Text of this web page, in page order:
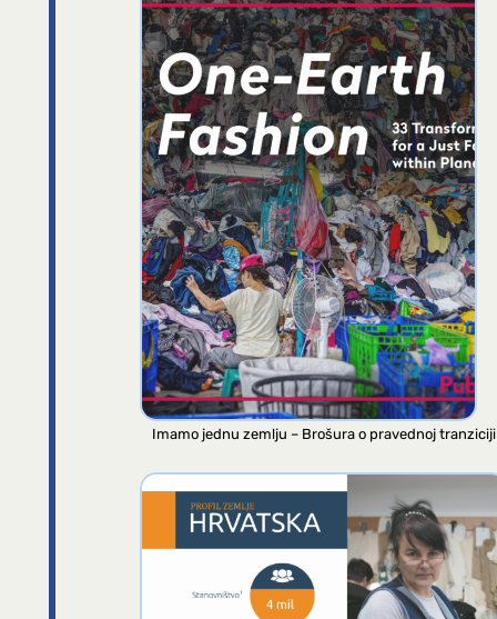
Imamo jednu zemlju – Brošura o pravednoj tranziciji